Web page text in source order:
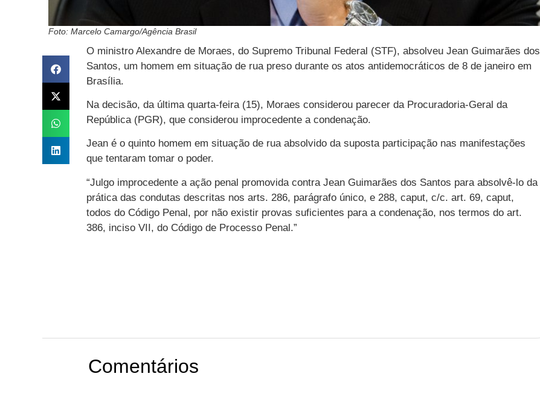
Foto: Marcelo Camargo/Agência Brasil
O ministro Alexandre de Moraes, do Supremo Tribunal Federal (STF), absolveu Jean Guimarães dos
Santos, um homem em situação de rua preso durante os atos antidemocráticos de 8 de janeiro em
Brasília.
Na decisão, da última quarta-feira (15), Moraes considerou parecer da Procuradoria-Geral da
República (PGR), que considerou improcedente a condenação.
Jean é o quinto homem em situação de rua absolvido da suposta participação nas manifestações
que tentaram tomar o poder.
“Julgo improcedente a ação penal promovida contra Jean Guimarães dos Santos para absolvê-lo da
prática das condutas descritas nos arts. 286, parágrafo único, e 288, caput, c/c. art. 69, caput,
todos do Código Penal, por não existir provas suficientes para a condenação, nos termos do art.
386, inciso VII, do Código de Processo Penal.”
Comentários